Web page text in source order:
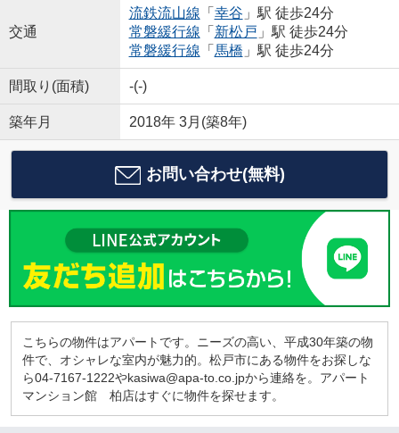
交通
流鉄流山線 「 幸谷 」駅 徒歩24分
常磐緩行線 「 新松戸 」駅 徒歩24分
常磐緩行線 「 馬橋 」駅 徒歩24分
間取り(面積) -(-)
築年月 2018年 3月(築8年)
お問い合わせ(無料)
こちらの物件はアパートです。ニーズの高い、平成30年築の物
件で、オシャレな室内が魅力的。松戸市にある物件をお探しな
ら04-7167-1222やkasiwa@apa-to.co.jpから連絡を。アパート
マンション館 柏店はすぐに物件を探せます。